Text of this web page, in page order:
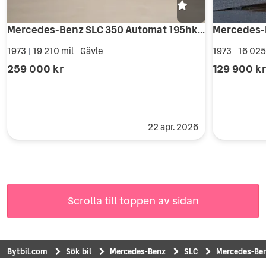
Mercedes-Benz SLC 350 Automat 195hk 1973
1973 19 210 mil Gävle
259 000 kr
22 apr. 2026
1973 16
129 900 kr
Scrolla till toppen av sidan
Bytbil.com Sök bil Mercedes-Benz SLC Mercedes-